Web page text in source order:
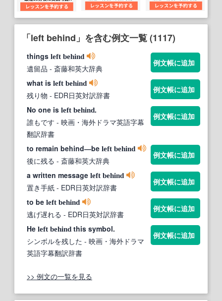
「left behind」を含む例文一覧 (1117)
things left behind
遺留品 - 斎藤和英大辞典
例文帳に追加
what is left behind
残り物 - EDR日英対訳辞書
例文帳に追加
No one is left behind.
誰もです - 映画・海外ドラマ英語字幕
翻訳辞書
例文帳に追加
to remain behind―be left behind
後に残る - 斎藤和英大辞典
例文帳に追加
a written message left behind
置き手紙 - EDR日英対訳辞書
例文帳に追加
to be left behind
逃げ遅れる - EDR日英対訳辞書
例文帳に追加
He left behind this symbol.
シンボルを残した - 映画・海外ドラマ
英語字幕翻訳辞書
例文帳に追加
>> 例文の一覧を見る